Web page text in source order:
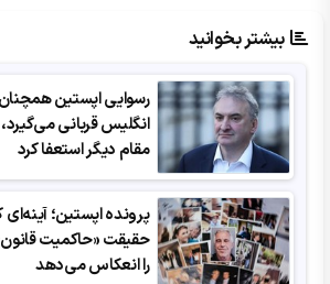
بیشتر بخوانید
رسوایی اپستین
انگلیس قربانی
مقام دیگر استعفا کرد
پرونده اپستین؛ آینه‌ای
حقیقت «حاکمیت
را انعکاس می‌دهد